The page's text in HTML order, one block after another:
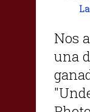
Nos
una